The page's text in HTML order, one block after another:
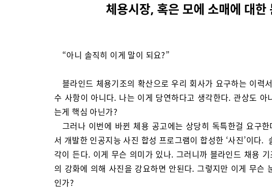
체용시장, 혹은 모에 소매에 대한
“아니 솔직히 이게 말이 되요?”
블라인드 체용기조의 확산으로 우리 회사가 요구하는 이력
수 사항이 아니다. 나는 이게 당연하다고 생각한다. 관상도 아
는게 핵심 아닌가?
그러나 이번에 바뀐 체용 공고에는 상당히 독특한걸 요구
서 개발한 인공지능 사진 합성 프로그램이 합성한 ‘사진’이다.
각이 든다. 이게 무슨 의미가 있나. 그러니까 블라인드 채용
의 강화에 의해 사진을 강요하면 안된다. 그렇지만 이게 무슨
인가?